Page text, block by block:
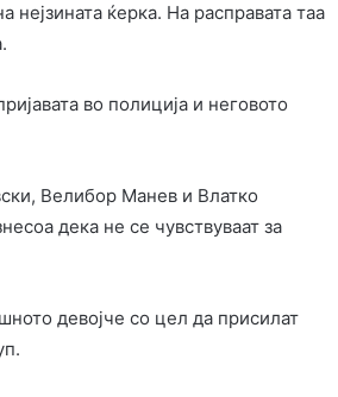
нејзината ќерка. На расправата таа
во полиција и неговото
Велибор Манев и Влатко
дека не се чувствуваат за
девојче со цел да присилат